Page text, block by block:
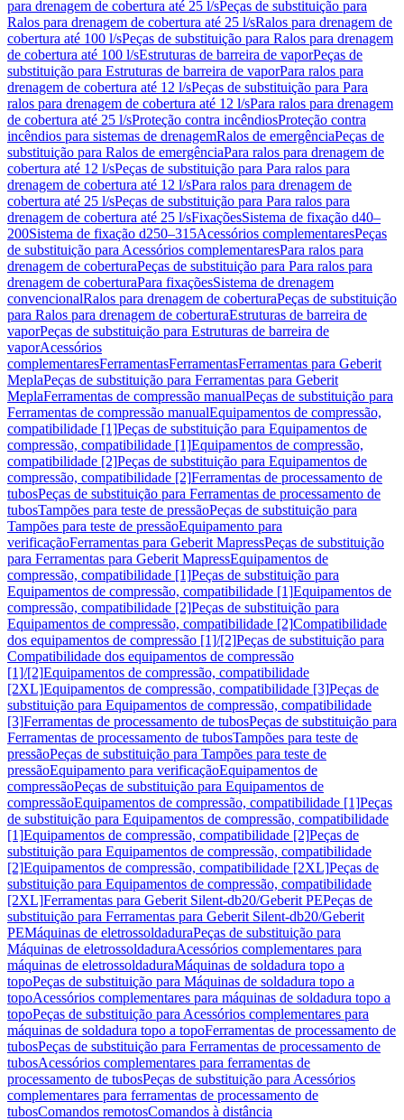
para drenagem de cobertura até 25 l/sPeças de substituição para
Ralos para drenagem de cobertura até 25 l/sRalos para drenagem de
cobertura até 100 l/sPeças de substituição para Ralos para drenagem
de cobertura até 100 l/sEstruturas de barreira de vaporPeças de
substituição para Estruturas de barreira de vaporPara ralos para
drenagem de cobertura até 12 l/sPeças de substituição para Para
ralos para drenagem de cobertura até 12 l/sPara ralos para drenagem
de cobertura até 25 l/sProteção contra incêndiosProteção contra
incêndios para sistemas de drenagemRalos de emergênciaPeças de
substituição para Ralos de emergênciaPara ralos para drenagem de
cobertura até 12 l/sPeças de substituição para Para ralos para
drenagem de cobertura até 12 l/sPara ralos para drenagem de
cobertura até 25 l/sPeças de substituição para Para ralos para
drenagem de cobertura até 25 l/sFixaçõesSistema de fixação d40–
200Sistema de fixação d250–315Acessórios complementaresPeças
de substituição para Acessórios complementaresPara ralos para
drenagem de coberturaPeças de substituição para Para ralos para
drenagem de coberturaPara fixaçõesSistema de drenagem
convencionalRalos para drenagem de coberturaPeças de substituição
para Ralos para drenagem de coberturaEstruturas de barreira de
vaporPeças de substituição para Estruturas de barreira de
vaporAcessórios
complementaresFerramentasFerramentasFerramentas para Geberit
MeplaPeças de substituição para Ferramentas para Geberit
MeplaFerramentas de compressão manualPeças de substituição para
Ferramentas de compressão manualEquipamentos de compressão,
compatibilidade [1]Peças de substituição para Equipamentos de
compressão, compatibilidade [1]Equipamentos de compressão,
compatibilidade [2]Peças de substituição para Equipamentos de
compressão, compatibilidade [2]Ferramentas de processamento de
tubosPeças de substituição para Ferramentas de processamento de
tubosTampões para teste de pressãoPeças de substituição para
Tampões para teste de pressãoEquipamento para
verificaçãoFerramentas para Geberit MapressPeças de substituição
para Ferramentas para Geberit MapressEquipamentos de
compressão, compatibilidade [1]Peças de substituição para
Equipamentos de compressão, compatibilidade [1]Equipamentos de
compressão, compatibilidade [2]Peças de substituição para
Equipamentos de compressão, compatibilidade [2]Compatibilidade
dos equipamentos de compressão [1]/[2]Peças de substituição para
Compatibilidade dos equipamentos de compressão
[1]/[2]Equipamentos de compressão, compatibilidade
[2XL]Equipamentos de compressão, compatibilidade [3]Peças de
substituição para Equipamentos de compressão, compatibilidade
[3]Ferramentas de processamento de tubosPeças de substituição para
Ferramentas de processamento de tubosTampões para teste de
pressãoPeças de substituição para Tampões para teste de
pressãoEquipamento para verificaçãoEquipamentos de
compressãoPeças de substituição para Equipamentos de
compressãoEquipamentos de compressão, compatibilidade [1]Peças
de substituição para Equipamentos de compressão, compatibilidade
[1]Equipamentos de compressão, compatibilidade [2]Peças de
substituição para Equipamentos de compressão, compatibilidade
[2]Equipamentos de compressão, compatibilidade [2XL]Peças de
substituição para Equipamentos de compressão, compatibilidade
[2XL]Ferramentas para Geberit Silent-db20/Geberit PEPeças de
substituição para Ferramentas para Geberit Silent-db20/Geberit
PEMáquinas de eletrossoldaduraPeças de substituição para
Máquinas de eletrossoldaduraAcessórios complementares para
máquinas de eletrossoldaduraMáquinas de soldadura topo a
topoPeças de substituição para Máquinas de soldadura topo a
topoAcessórios complementares para máquinas de soldadura topo a
topoPeças de substituição para Acessórios complementares para
máquinas de soldadura topo a topoFerramentas de processamento de
tubosPeças de substituição para Ferramentas de processamento de
tubosAcessórios complementares para ferramentas de
processamento de tubosPeças de substituição para Acessórios
complementares para ferramentas de processamento de
tubosComandos remotosComandos à distância